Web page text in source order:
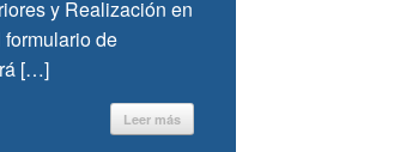
y Realización en
de
[…]
Leer más